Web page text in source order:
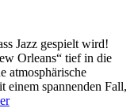
Jazz gespielt wird!
Orleans“ tief in die
atmosphärische
einem spannenden Fall,